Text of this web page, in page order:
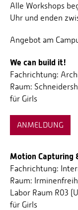
Alle Workshops
Uhr und enden
Angebot am
We can build it!
Fachrichtung:
Raum:
für Girls
ANMELDUNG
Motion Capturing
Fachrichtung:
Raum:
Labor Raum R03
für Girls